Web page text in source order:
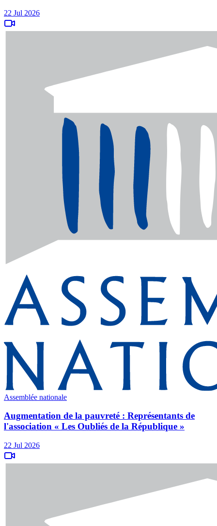
22 Jul 2026
Assemblée nationale
Augmentation de la pauvreté : Représentants de
l'association « Les Oubliés de la République »
22 Jul 2026